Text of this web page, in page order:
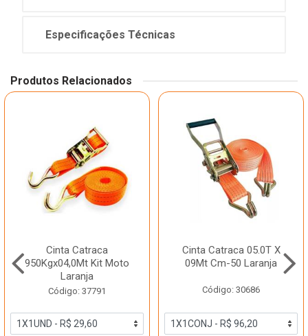
Especificações Técnicas
Produtos Relacionados
Cinta Catraca
950Kgx04,0Mt Kit Moto
Laranja
Código: 37791
Cinta Catraca 05.0T X
09Mt Cm-50 Laranja
Código: 30686